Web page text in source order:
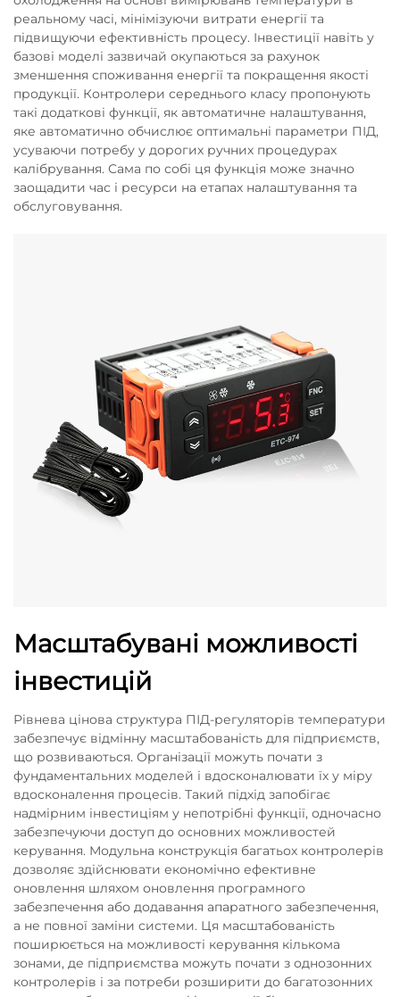
реальному часі, мінімізуючи витрати енергії та
підвищуючи ефективність процесу. Інвестиції навіть у
базові моделі зазвичай окупаються за рахунок
зменшення споживання енергії та покращення якості
продукції. Контролери середнього класу пропонують
такі додаткові функції, як автоматичне налаштування,
яке автоматично обчислює оптимальні параметри ПІД,
усуваючи потребу у дорогих ручних процедурах
калібрування. Сама по собі ця функція може значно
заощадити час і ресурси на етапах налаштування та
обслуговування.
Масштабувані можливості
інвестицій
Рівнева цінова структура ПІД-регуляторів температури
забезпечує відмінну масштабованість для підприємств,
що розвиваються. Організації можуть почати з
фундаментальних моделей і вдосконалювати їх у міру
вдосконалення процесів. Такий підхід запобігає
надмірним інвестиціям у непотрібні функції, одночасно
забезпечуючи доступ до основних можливостей
керування. Модульна конструкція багатьох контролерів
дозволяє здійснювати економічно ефективне
оновлення шляхом оновлення програмного
забезпечення або додавання апаратного забезпечення,
а не повної заміни системи. Ця масштабованість
поширюється на можливості керування кількома
зонами, де підприємства можуть почати з однозонних
контролерів і за потреби розширити до багатозонних